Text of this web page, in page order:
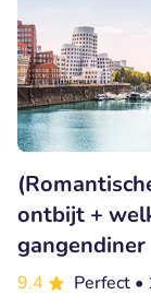
ontbijt +
gangendiner
9.4 Perfect •